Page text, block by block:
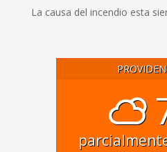
La causa del incendio esta